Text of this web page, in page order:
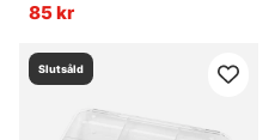
85 kr
Slutsåld